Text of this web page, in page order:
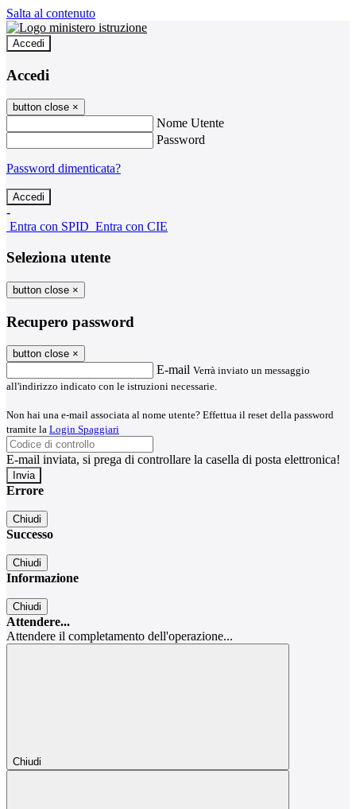
Salta al contenuto
Accedi
Accedi
button close ×
Nome Utente
Password
Password dimenticata?
-
Entra con SPID Entra con CIE
Seleziona utente
button close ×
Recupero password
button close ×
E-mail Verrà inviato un messaggio
all'indirizzo indicato con le istruzioni necessarie.
Non hai una e-mail associata al nome utente? Effettua il reset della password
tramite la Login Spaggiari
E-mail inviata, si prega di controllare la casella di posta elettronica!
Errore
Chiudi
Successo
Chiudi
Informazione
Chiudi
Attendere...
Attendere il completamento dell'operazione...
Chiudi